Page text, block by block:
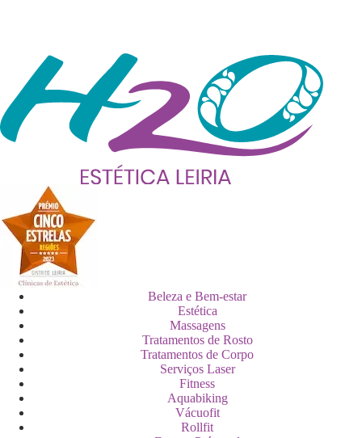
Beleza e Bem-estar
Estética
Massagens
Tratamentos de Rosto
Tratamentos de Corpo
Serviços Laser
Fitness
Aquabiking
Vácuofit
Rollfit